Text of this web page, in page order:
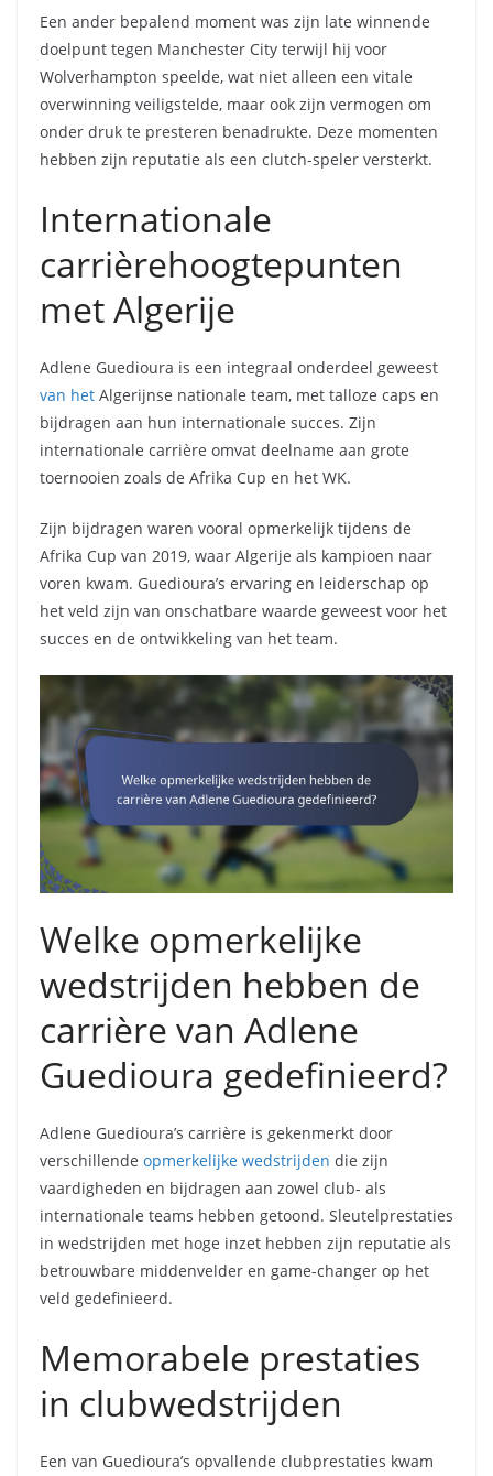
Een ander bepalend moment was zijn late winnende
doelpunt tegen Manchester City terwijl hij voor
Wolverhampton speelde, wat niet alleen een vitale
overwinning veiligstelde, maar ook zijn vermogen om
onder druk te presteren benadrukte. Deze momenten
hebben zijn reputatie als een clutch-speler versterkt.
Internationale
carrièrehoogtepunten
met Algerije
Adlene Guedioura is een integraal onderdeel geweest
van het Algerijnse nationale team, met talloze caps en
bijdragen aan hun internationale succes. Zijn
internationale carrière omvat deelname aan grote
toernooien zoals de Afrika Cup en het WK.
Zijn bijdragen waren vooral opmerkelijk tijdens de
Afrika Cup van 2019, waar Algerije als kampioen naar
voren kwam. Guedioura’s ervaring en leiderschap op
het veld zijn van onschatbare waarde geweest voor het
succes en de ontwikkeling van het team.
Welke opmerkelijke
wedstrijden hebben de
carrière van Adlene
Guedioura gedefinieerd?
Adlene Guedioura’s carrière is gekenmerkt door
verschillende opmerkelijke wedstrijden die zijn
vaardigheden en bijdragen aan zowel club- als
internationale teams hebben getoond. Sleutelprestaties
in wedstrijden met hoge inzet hebben zijn reputatie als
betrouwbare middenvelder en game-changer op het
veld gedefinieerd.
Memorabele prestaties
in clubwedstrijden
Een van Guedioura’s opvallende clubprestaties kwam